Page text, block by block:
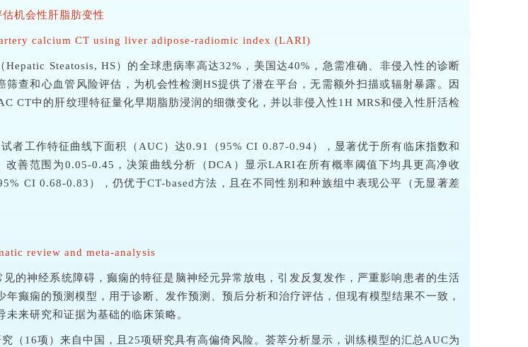
机会性肝脂肪变性
calcium CT using liver adipose-radiomic index (LARI)
Steatosis, HS）的全球患病率高达32%，美国达40%，急需准确、非侵入性的诊断
查和心血管风险评估，为机会性检测HS提供了潜在平台，无需额外扫描或辐射暴露。因
CT中的肝纹理特征量化早期脂肪浸润的细微变化，并以非侵入性1H MRS和侵入性肝活检
者工作特征曲线下面积（AUC）达0.91（95% CI 0.87-0.94），显著优于所有临床指数和
善范围为0.05-0.45，决策曲线分析（DCA）显示LARI在所有概率阈值下均具更高净收
CI 0.68-0.83），仍优于CT-based方法，且在不同性别和种族组中表现公平（无显著差
review and meta-analysis
的神经系统障碍，癫痫的特征是脑神经元异常放电，引发反复发作，严重影响患者的生活
癫痫的预测模型，用于诊断、发作预测、预后分析和治疗评估，但现有模型结果不一致，
来研究和证据为基础的临床策略。
（16项）来自中国，且25项研究具有高偏倚风险。荟萃分析显示，训练模型的汇总AUC为